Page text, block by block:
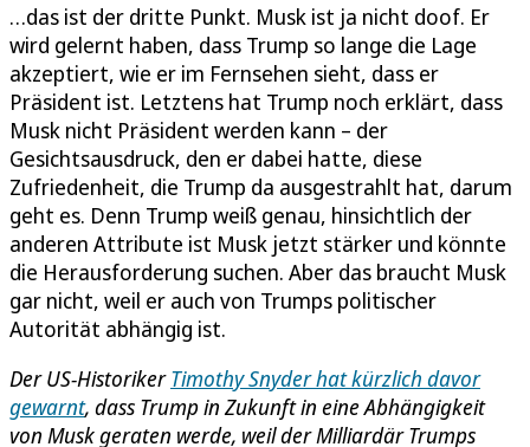
…das ist der dritte Punkt. Musk ist ja nicht doof. Er
wird gelernt haben, dass Trump so lange die Lage
akzeptiert, wie er im Fernsehen sieht, dass er
Präsident ist. Letztens hat Trump noch erklärt, dass
Musk nicht Präsident werden kann – der
Gesichtsausdruck, den er dabei hatte, diese
Zufriedenheit, die Trump da ausgestrahlt hat, darum
geht es. Denn Trump weiß genau, hinsichtlich der
anderen Attribute ist Musk jetzt stärker und könnte
die Herausforderung suchen. Aber das braucht Musk
gar nicht, weil er auch von Trumps politischer
Autorität abhängig ist.
Der US-HistorikerTimothy Snyder hat kürzlich davor
gewarnt, dass Trump in Zukunft in eine Abhängigkeit
von Musk geraten werde, weil der Milliardär Trumps